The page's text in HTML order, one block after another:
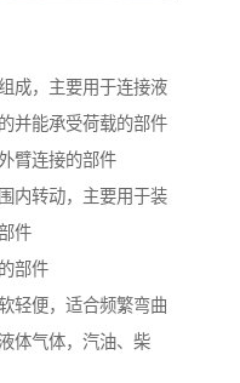
成，主要用于连接液
并能承受荷载的部件
臂连接的部件
内转动，主要用于装
件
部件
轻便，适合频繁弯曲
体气体，汽油、柴